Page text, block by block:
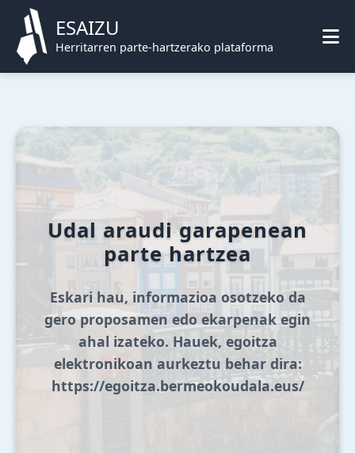
ESAIZU
Herritarren parte-hartzerako plataforma
Udal araudi garapenean
parte hartzea
Eskari hau, informazioa osotzeko da
gero proposamen edo ekarpenak egin
ahal izateko. Hauek, egoitza
elektronikoan aurkeztu behar dira:
https://egoitza.bermeokoudala.eus/